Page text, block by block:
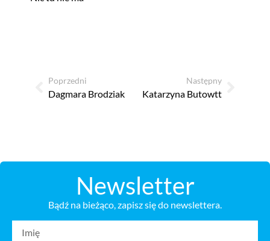
Poprzedni
Dagmara Brodziak
Następny
Katarzyna Butowtt
Newsletter
Bądź na bieżąco, zapisz się do newslettera.